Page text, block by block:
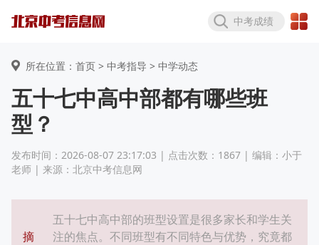
中考成绩
所在位置：首页 > 中考指导 > 中学动态
五十七中高中部都有哪些班
型？
发布时间：2026-08-07 23:17:03 | 点击次数：1867 | 编辑：小于
老师 | 来源：北京中考信息网
摘
五十七中高中部的班型设置是很多家长和学生关
注的焦点。不同班型有不同特色与优势，究竟都